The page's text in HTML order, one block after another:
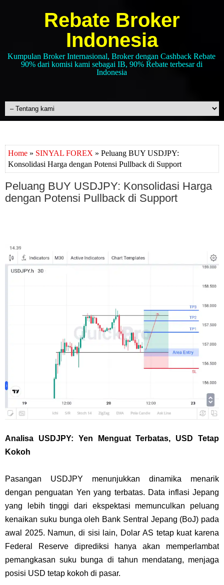
Rebate Broker
Indonesia
Kumpulan Broker Internasional, Broker dengan Cashback Rebate
90% dari komisi kami sebagai IB, 90% Rebate terbesar di
Indonesia
Home » SINYAL FOREX » Peluang BUY USDJPY:
Konsolidasi Harga dengan Potensi Pullback di Support
Peluang BUY USDJPY: Konsolidasi Harga
dengan Potensi Pullback di Support
Analisa USDJPY: Yen Menguat Terbatas, USD Tetap
Kokoh
Pasangan USDJPY menunjukkan dinamika menarik
dengan penguatan Yen yang terbatas. Data inflasi Jepang
yang lebih tinggi dari ekspektasi memunculkan peluang
kenaikan suku bunga oleh Bank Sentral Jepang (BoJ) pada
awal 2025. Namun, di sisi lain, Dolar AS tetap kuat karena
Federal Reserve diprediksi hanya akan memperlambat
pemangkasan suku bunga di tahun mendatang, menjaga
posisi USD tetap kokoh di pasar.